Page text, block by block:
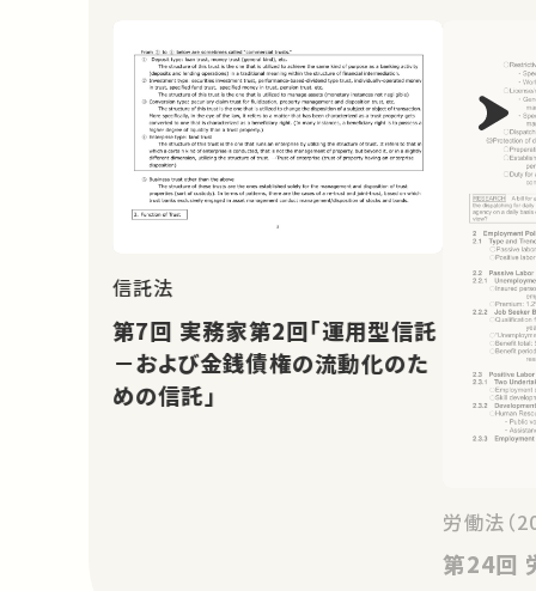
信託法
第7回 実務家第2回「運用型信託
－および金銭債権の流動化のた
めの信託」
労働法（